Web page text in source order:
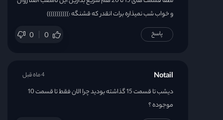
و خواب شب نمیذاره برات انقدر که قشنگه :)))))))))))
0 0 پاسخ
Notail
دیشب تا قسمت 15 گذاشته بودید چرا الان فقط تا قسمت 10
موجوده ؟
4 ماه قبل